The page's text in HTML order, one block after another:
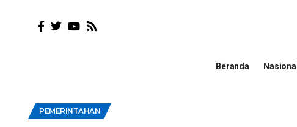
Beranda Nasional
PEMERINTAHAN